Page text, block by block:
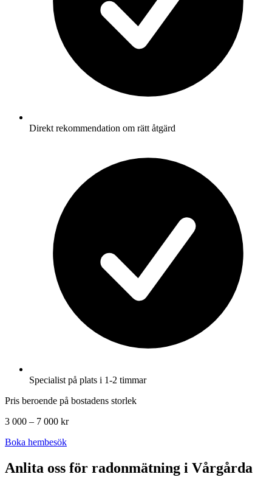
Direkt rekommendation om rätt åtgärd
Specialist på plats i 1-2 timmar
Pris beroende på bostadens storlek
3 000 – 7 000 kr
Boka hembesök
Anlita oss för radonmätning i Vårgårda